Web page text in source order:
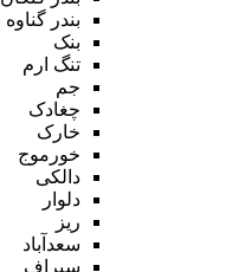
بندر گناوه
بنک
تنگ ارم
جم
چغادک
خارک
خورموج
دالکی
دلوار
ریز
سعدآباد
سیراف